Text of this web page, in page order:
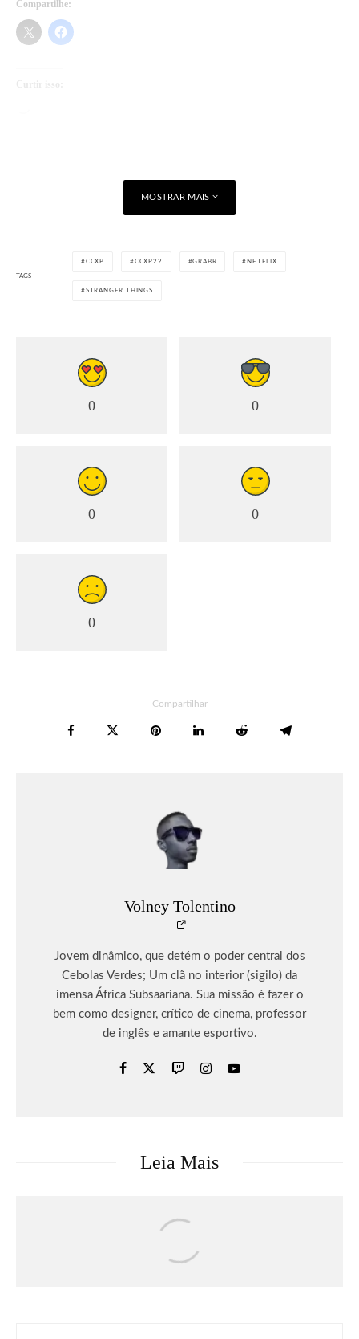
Compartilhe:
Curtir isso:
MOSTRAR MAIS
TAGS
CCXP CCXP22 GRABR NETFLIX
STRANGER THINGS
0 0
0 0
0
Compartilhar
Volney Tolentino
Jovem dinâmico, que detém o poder central dos
Cebolas Verdes; Um clã no interior (sigilo) da
imensa África Subsaariana. Sua missão é fazer o
bem como designer, crítico de cinema, professor
de inglês e amante esportivo.
Leia Mais
Faltam 50 Dias: Com últimos ingressos
disponíveis para o dia 11 de setembro,
Rock in Rio se prepara para a grande